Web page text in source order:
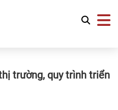
trường, quy trình triển